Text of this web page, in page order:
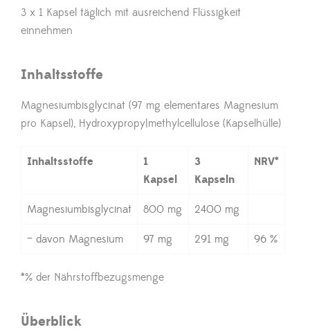
3 x 1 Kapsel täglich mit ausreichend Flüssigkeit
einnehmen
Inhaltsstoffe
Magnesiumbisglycinat (97 mg elementares Magnesium
pro Kapsel), Hydroxypropy|methylcellulose (Kapselhülle)
Inhaltsstoffe
1
Kapsel
3
Kapseln
NRV*
Magnesiumbisglycinat 800 mg 2400 mg
– davon Magnesium 97 mg 291 mg 96 %
*% der Nährstoffbezugsmenge
Überblick